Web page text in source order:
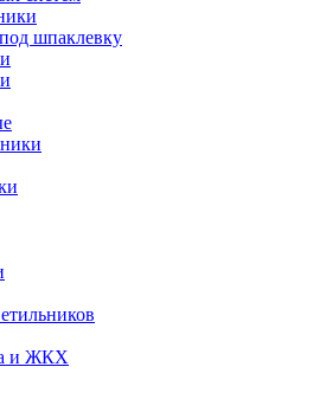
шпаклевку
и ЖКХ